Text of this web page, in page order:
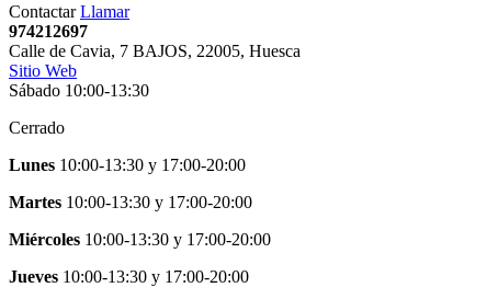
ContactarLlamar
974212697
Calle de Cavia, 7 BAJOS, 22005, Huesca
Sitio Web
Sábado 10:00-13:30
Cerrado
Lunes 10:00-13:30 y 17:00-20:00
Martes 10:00-13:30 y 17:00-20:00
Miércoles 10:00-13:30 y 17:00-20:00
Jueves 10:00-13:30 y 17:00-20:00